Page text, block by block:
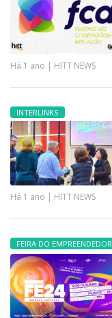
Há 1 ano | HITT NEWS
INTERLINKS
Há 1 ano | HITT NEWS
FEIRA DO EMPREENDEDOR